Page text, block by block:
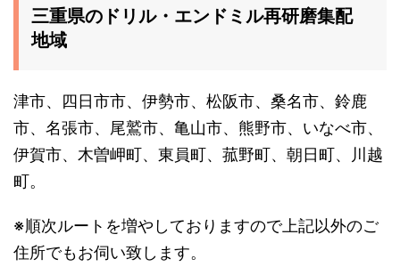
三重県のドリル・エンドミル再研磨集配
地域
津市、四日市市、伊勢市、松阪市、桑名市、鈴鹿
市、名張市、尾鷲市、亀山市、熊野市、いなべ市、
伊賀市、木曽岬町、東員町、菰野町、朝日町、川越
町。
※順次ルートを増やしておりますので上記以外のご
住所でもお伺い致します。